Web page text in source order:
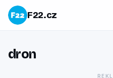
F22.cz
dron